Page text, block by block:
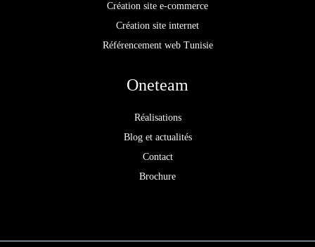
Création site e-commerce
Création site internet
Référencement web Tunisie
Oneteam
Réalisations
Blog et actualités
Contact
Brochure